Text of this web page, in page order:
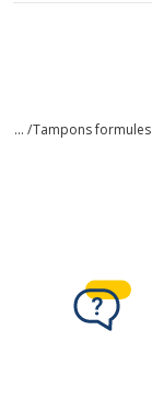
... /Tampons formules